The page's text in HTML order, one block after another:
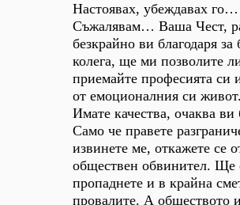
Настоявах, убеждавах
Съжалявам… Ваша Чест,
безкрайно ви благодаря
колега, ще ми позволите
приемайте професията си
от емоционалния си
Имате качества, очаква
Само че правете
извинете ме, откажете се
обществен обвинител. Ще
пропаднете и в крайна
провалите. А обществото